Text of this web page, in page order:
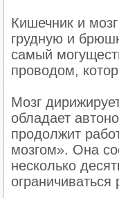
Кишечник и
грудную и
самый
проводом,
Мозг
обладает
продолжит
мозгом». Она
несколько